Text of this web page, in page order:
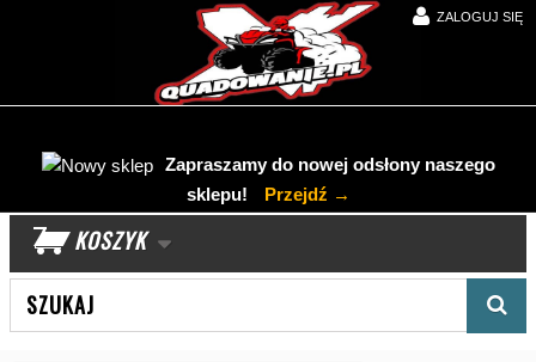
ZALOGUJ SIĘ
Zapraszamy do nowej odsłony naszego
sklepu!
Przejdź →
KOSZYK